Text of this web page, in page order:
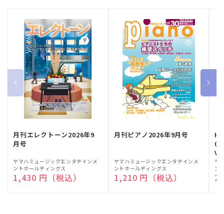
月刊エレクトーン2026年9
月号
販
売
元:
ヤマハミュージックエンタテインメ
ントホールディングス
通常価格
1,430 円（税込）
月刊ピアノ2026年9月号
販
売
元:
ヤマハミュージックエンタテインメ
ントホールディングス
通常価格
1,210 円（税込）
販
売
元:
ヤ
ン